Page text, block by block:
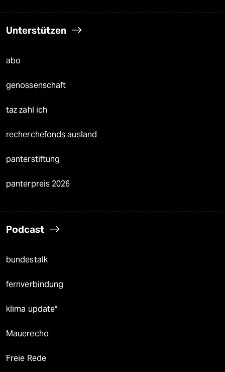
Unterstützen
abo
genossenschaft
taz zahl ich
recherchefonds ausland
panterstiftung
panterpreis 2026
Podcast
bundestalk
fernverbindung
klima update°
Mauerecho
Freie Rede